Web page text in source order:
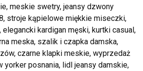
meskie swetry, jeansy dzwony
stroje kąpielowe miękkie miseczki,
kardigan męski, kurtki casual,
meska, szalik i czapka damska,
czarne klapki meskie, wyprzedaż
yorker posnania, lidl jeansy damskie,